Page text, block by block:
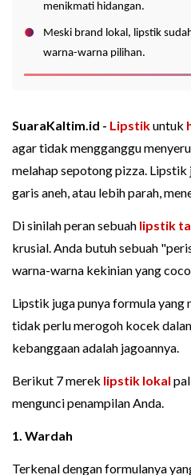
menikmati hidangan.
Meski brand lokal, lipstik
warna-warna pilihan.
SuaraKaltim.id - Lipstikuntuk
agar tidak mengganggu
melahap sepotong pizza.
garis aneh, atau lebih parah,
Di sinilah peran sebuah lipstik
krusial. Anda butuh sebuah
warna-warna kekinian yang
Lipstik juga punya formula yang
tidak perlu merogoh kocek
kebanggaan adalah jagoannya.
Berikut 7 merek lipstik lokal
mengunci penampilan Anda.
1. Wardah
Terkenal dengan formulanya